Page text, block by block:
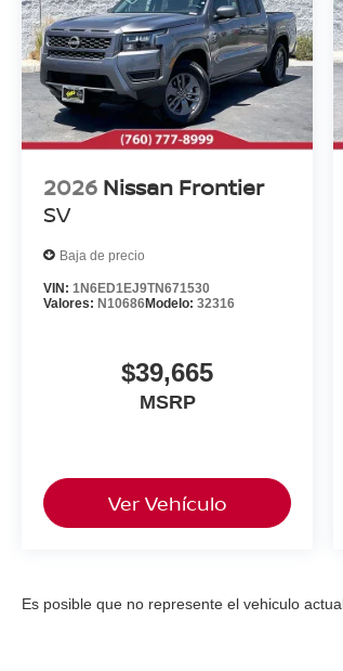
2026 Nissan Frontier
SV
Baja de precio
VIN: 1N6ED1EJ9TN671530
Valores: N10686Modelo: 32316
$39,665
MSRP
Ver Vehículo
Es posible que no represente el vehiculo